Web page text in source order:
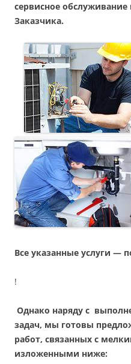
сервисное
Заказчика.
Все указанные услуги —
!
Однако наряду с
задач, мы готовы
работ, связанных с
изложенными ниже: